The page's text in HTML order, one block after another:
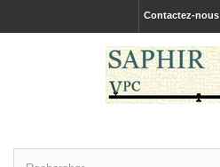
Contactez-nous